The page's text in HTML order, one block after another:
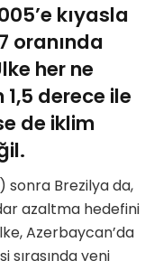
kıyasla
oranında
her ne
derece ile
de iklim
sonra Brezilya da,
azaltma hedefini
Azerbaycan’da
sırasında yeni